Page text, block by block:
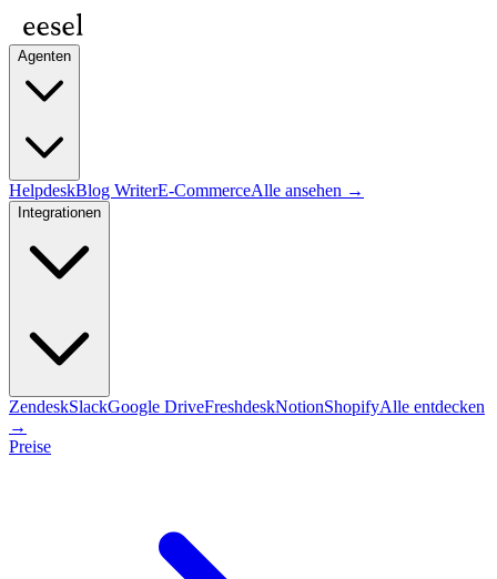
Agenten
HelpdeskBlog WriterE-CommerceAlle ansehen →
Integrationen
ZendeskSlackGoogle DriveFreshdeskNotionShopifyAlle entdecken
→
Preise